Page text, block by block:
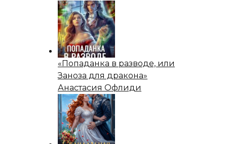
«Попаданка в разводе, или
Заноза для дракона»
Анастасия Офлиди